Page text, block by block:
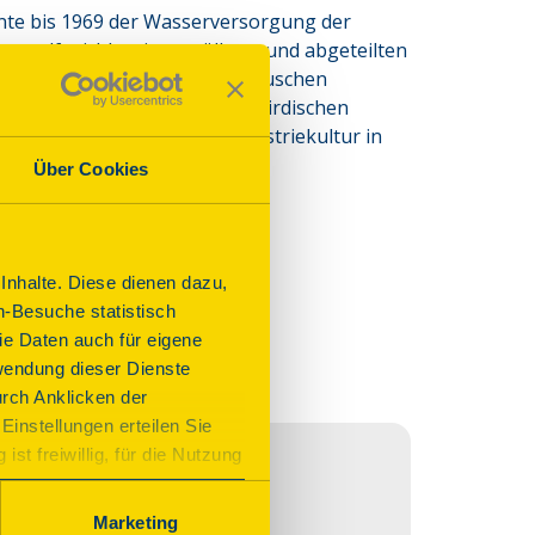
Über Cookies
Diese dienen dazu,
Besuche statistisch
Daten auch für eigene
dieser Dienste
Anklicken der
erteilen Sie
ist freiwillig, für die Nutzung
Sie das Consent Tool
notwendig und für den
Marketing
bis 1969 der Wasserversorgung der
elf stichbogig gewölbten und abgeteilten
neubarockes Weinbergshäuschen
Pyramidendach. Die unterirdischen
Wahrzeichen für Industriekultur in